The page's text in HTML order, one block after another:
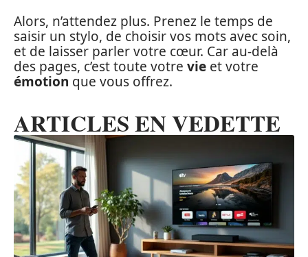
Alors, n’attendez plus. Prenez le temps de
saisir un stylo, de choisir vos mots avec soin,
et de laisser parler votre cœur. Car au-delà
des pages, c’est toute votre vie et votre
émotion que vous offrez.
ARTICLES EN VEDETTE